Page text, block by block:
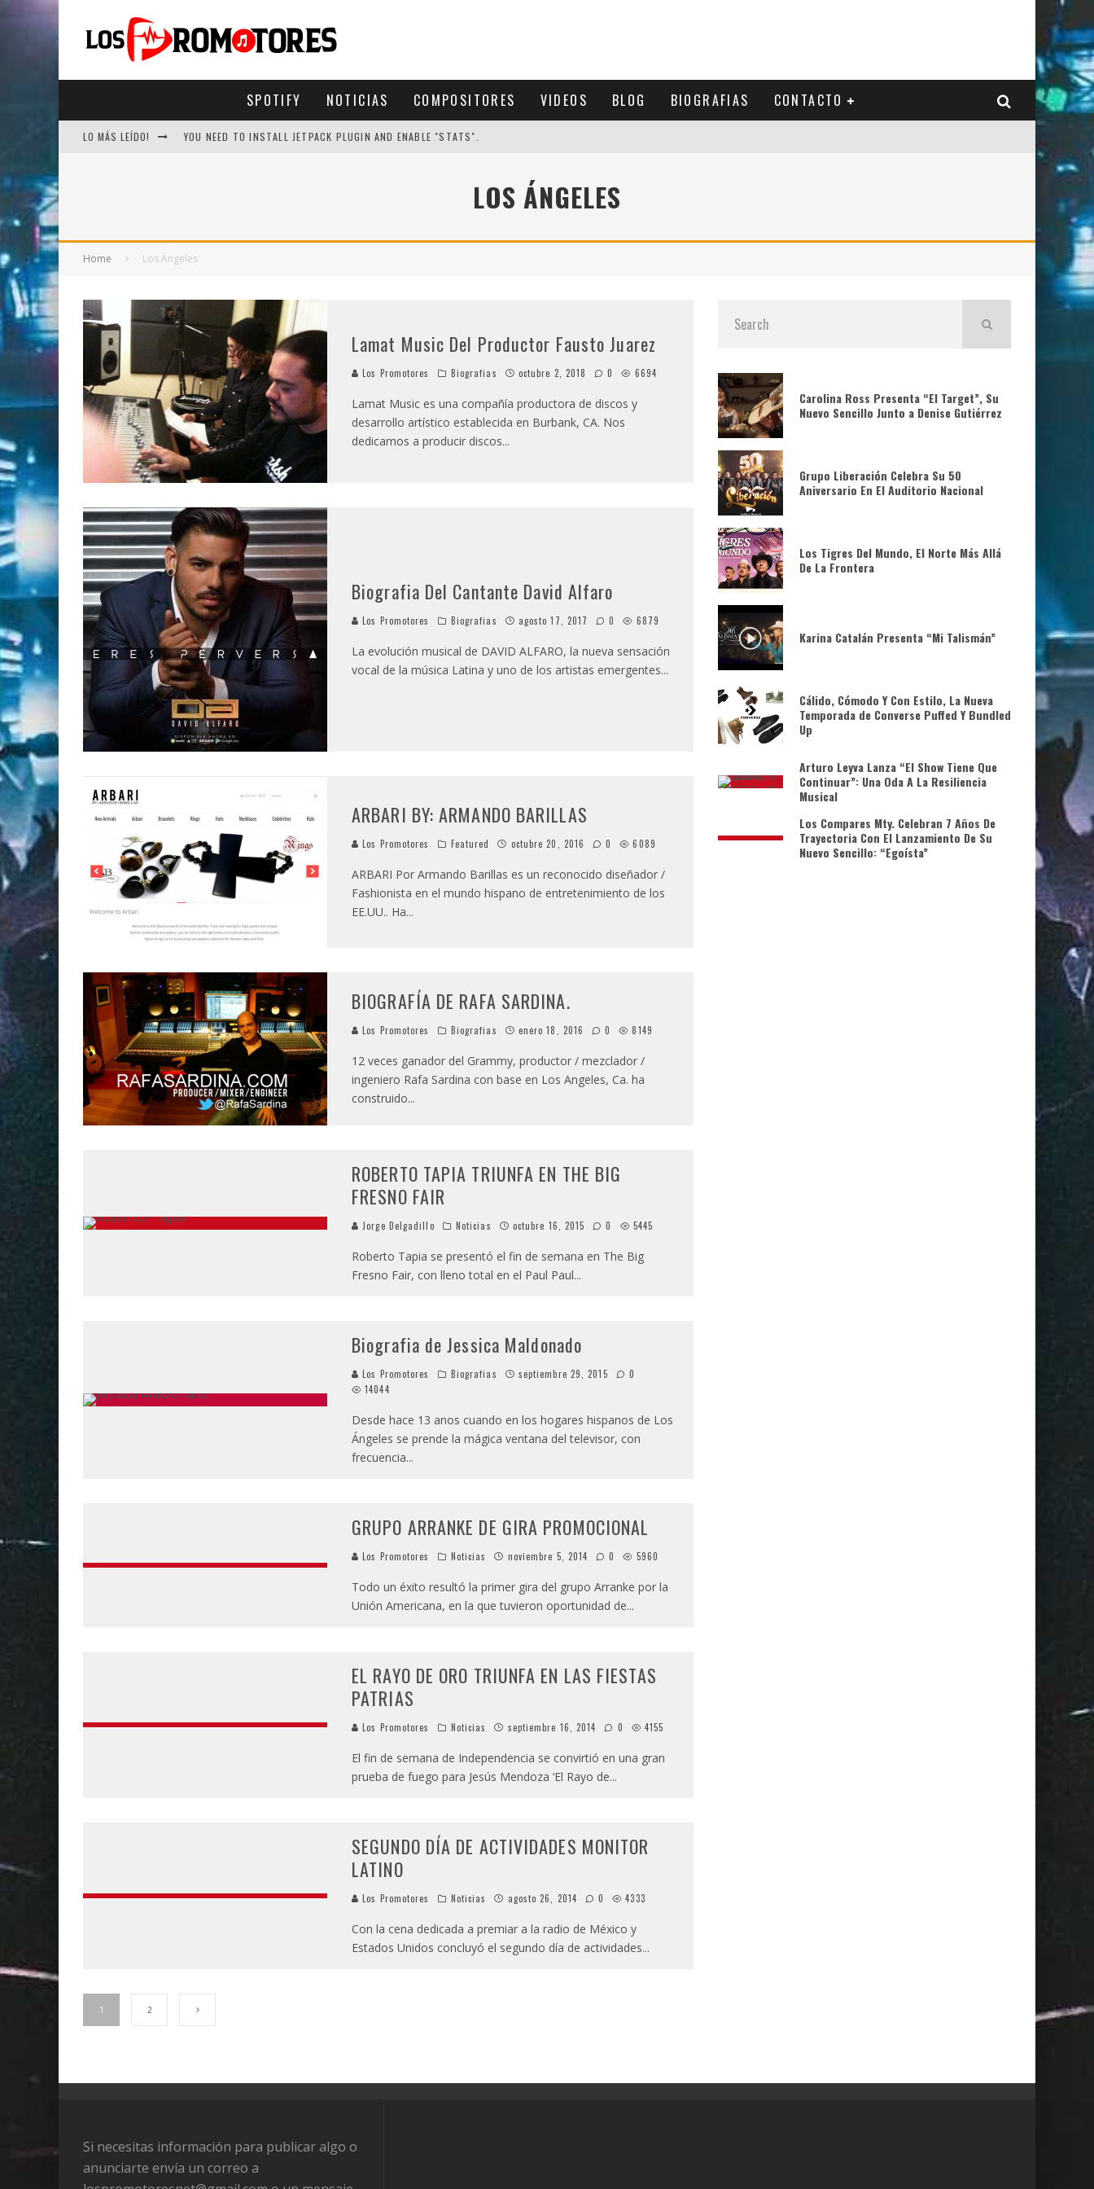
SPOTIFY NOTICIAS COMPOSITORES VIDEOS BLOG BIOGRAFIAS CONTACTO
LO MÁS LEÍDO! YOU NEED TO INSTALL JETPACK PLUGIN AND ENABLE "STATS".
LOS ÁNGELES
Home Los Ángeles
Lamat Music Del Productor Fausto Juarez
Los Promotores Biografias octubre 2, 2018 0 6694
Lamat Music es una compañía productora de discos y
desarrollo artístico establecida en Burbank, CA. Nos
dedicamos a producir discos...
Biografia Del Cantante David Alfaro
Los Promotores Biografias agosto 17, 2017 0 6879
La evolución musical de DAVID ALFARO, la nueva sensación
vocal de la música Latina y uno de los artistas emergentes...
ARBARI BY: ARMANDO BARILLAS
Los Promotores Featured octubre 20, 2016 0 6089
ARBARI Por Armando Barillas es un reconocido diseñador /
Fashionista en el mundo hispano de entretenimiento de los
EE.UU.. Ha...
BIOGRAFÍA DE RAFA SARDINA.
Los Promotores Biografias enero 18, 2016 0 8149
12 veces ganador del Grammy, productor / mezclador /
ingeniero Rafa Sardina con base en Los Angeles, Ca. ha
construido...
ROBERTO TAPIA TRIUNFA EN THE BIG
FRESNO FAIR
Jorge Delgadillo Noticias octubre 16, 2015 0 5445
Roberto Tapia se presentó el fin de semana en The Big
Fresno Fair, con lleno total en el Paul Paul...
Biografia de Jessica Maldonado
Los Promotores Biografias septiembre 29, 2015
0
14044
Desde hace 13 anos cuando en los hogares hispanos de Los
Ángeles se prende la mágica ventana del televisor, con
frecuencia...
GRUPO ARRANKE DE GIRA PROMOCIONAL
Los Promotores Noticias noviembre 5, 2014 0 5960
Todo un éxito resultó la primer gira del grupo Arranke por la
Unión Americana, en la que tuvieron oportunidad de...
EL RAYO DE ORO TRIUNFA EN LAS FIESTAS
PATRIAS
Los Promotores Noticias septiembre 16, 2014 0 4155
El fin de semana de Independencia se convirtió en una gran
prueba de fuego para Jesús Mendoza ‘El Rayo de...
SEGUNDO DÍA DE ACTIVIDADES MONITOR
LATINO
Los Promotores Noticias agosto 26, 2014 0 4333
Con la cena dedicada a premiar a la radio de México y
Estados Unidos concluyó el segundo día de actividades...
1 2
Carolina Ross Presenta “El Target”, Su
Nuevo Sencillo Junto a Denise Gutiérrez
Grupo Liberación Celebra Su 50
Aniversario En El Auditorio Nacional
Los Tigres Del Mundo, El Norte Más Allá
De La Frontera
Karina Catalán Presenta “Mi Talismán”
Cálido, Cómodo Y Con Estilo, La Nueva
Temporada de Converse Puffed Y Bundled
Up
Arturo Leyva Lanza “El Show Tiene Que
Continuar”: Una Oda A La Resiliencia
Musical
Los Compares Mty. Celebran 7 Años De
Trayectoria Con El Lanzamiento De Su
Nuevo Sencillo: “Egoísta”
Si necesitas información para publicar algo o
anunciarte envía un correo a